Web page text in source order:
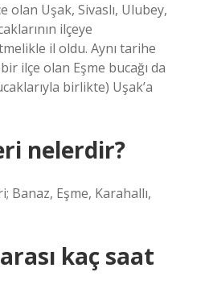
olan Uşak, Sivaslı, Ulubey,
ilçeye
il oldu. Aynı tarihe
ilçe olan Eşme bucağı da
birlikte) Uşak’a
nelerdir?
Banaz, Eşme, Karahallı,
kaç saat